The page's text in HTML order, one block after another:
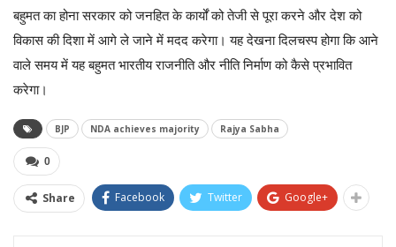
बहुमत का होना सरकार को जनहित के कार्यों को तेजी से पूरा करने और देश को
विकास की दिशा में आगे ले जाने में मदद करेगा। यह देखना दिलचस्प होगा कि आने
वाले समय में यह बहुमत भारतीय राजनीति और नीति निर्माण को कैसे प्रभावित
करेगा।
BJP NDA achieves majority Rajya Sabha
0
Share Facebook Twitter Google+